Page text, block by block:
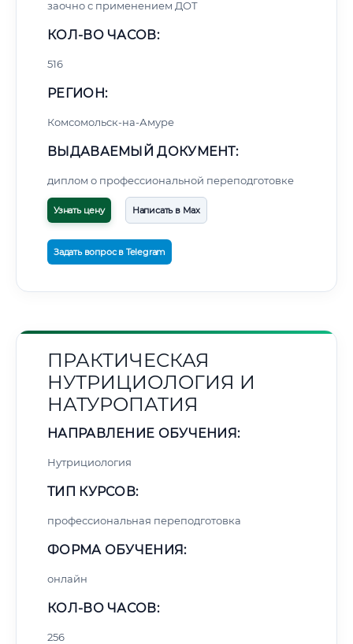
заочно с применением ДОТ
КОЛ-ВО ЧАСОВ:
516
РЕГИОН:
Комсомольск-на-Амуре
ВЫДАВАЕМЫЙ ДОКУМЕНТ:
диплом о профессиональной переподготовке
Узнать цену Написать в Max
Задать вопрос в Telegram
ПРАКТИЧЕСКАЯ
НУТРИЦИОЛОГИЯ И
НАТУРОПАТИЯ
НАПРАВЛЕНИЕ ОБУЧЕНИЯ:
Нутрициология
ТИП КУРСОВ:
профессиональная переподготовка
ФОРМА ОБУЧЕНИЯ:
онлайн
КОЛ-ВО ЧАСОВ:
256